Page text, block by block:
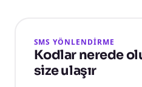
SMS YÖNLENDİRME
Kodlar nerede
size ulaşır